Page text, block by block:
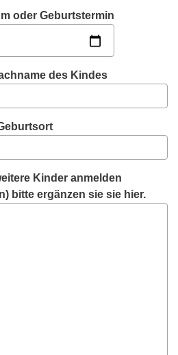
oder Geburtstermin
des Kindes
Kinder anmelden
bitte ergänzen sie sie hier.